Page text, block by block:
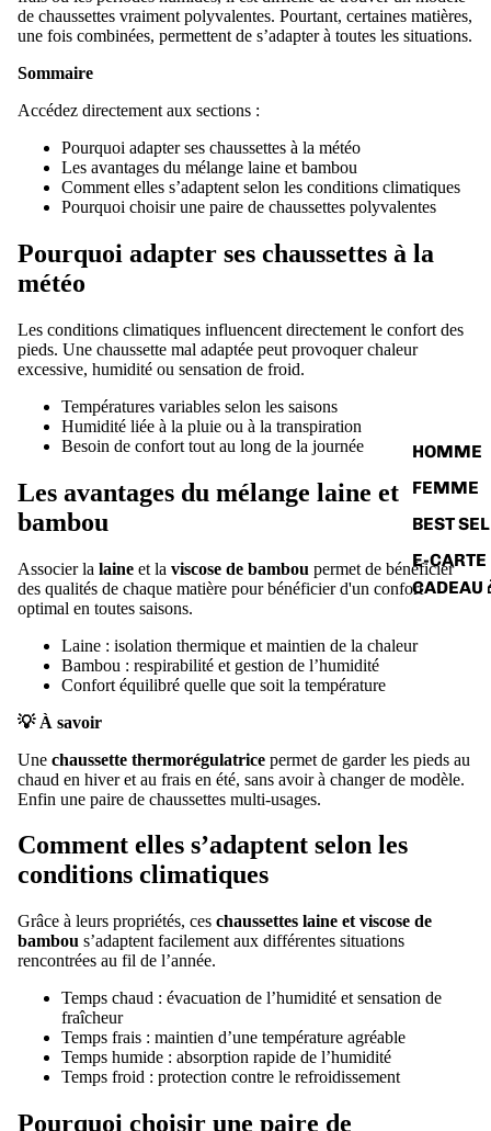
HOMME
FEMME
BEST
E-CARTE
CADEAU
de chaussettes vraiment polyvalentes. Pourtant, certaines matières,
une fois combinées, permettent de s’adapter à toutes les situations.
Sommaire
Accédez directement aux sections :
Pourquoi adapter ses chaussettes à la météo
Les avantages du mélange laine et bambou
Comment elles s’adaptent selon les conditions climatiques
Pourquoi choisir une paire de chaussettes polyvalentes
Pourquoi adapter ses chaussettes à la
météo
Les conditions climatiques influencent directement le confort des
pieds. Une chaussette mal adaptée peut provoquer chaleur
excessive, humidité ou sensation de froid.
Températures variables selon les saisons
Humidité liée à la pluie ou à la transpiration
Besoin de confort tout au long de la journée
Les avantages du mélange laine et
bambou
Associer la laine et la viscose de bambou permet de bénéficier
des qualités de chaque matière pour bénéficier d'un confort
optimal en toutes saisons.
Laine : isolation thermique et maintien de la chaleur
Bambou : respirabilité et gestion de l’humidité
Confort équilibré quelle que soit la température
💡 À savoir
Une chaussette thermorégulatrice permet de garder les pieds au
chaud en hiver et au frais en été, sans avoir à changer de modèle.
Enfin une paire de chaussettes multi-usages.
Comment elles s’adaptent selon les
conditions climatiques
Grâce à leurs propriétés, ces chaussettes laine et viscose de
bambou s’adaptent facilement aux différentes situations
rencontrées au fil de l’année.
Temps chaud : évacuation de l’humidité et sensation de
fraîcheur
Temps frais : maintien d’une température agréable
Temps humide : absorption rapide de l’humidité
Temps froid : protection contre le refroidissement
Pourquoi choisir une paire de